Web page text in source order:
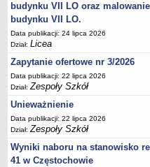
DEKLARACJA DOSTĘPNOŚCI
OŚWIADCZENIA MAJĄTKOWE
PONOWNE WYKORZYSTYWANIE
UDOSTĘPNIANIE INFORMACJI
OCHRONA DANYCH OSOBOWYCH
budynku VII LO oraz
budynku VII LO.
Data publikacji: 24 lipca 2026
Dział:Licea
Zapytanie ofertowe nr 3/2026
Data publikacji: 22 lipca 2026
Dział:Zespoły Szkół
Unieważnienie
Data publikacji: 22 lipca 2026
Dział:Zespoły Szkół
Wyniki naboru na stanowisko
41 w Częstochowie